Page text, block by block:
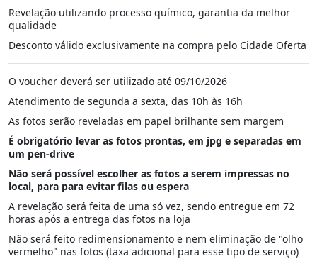
Revelação utilizando processo químico, garantia da melhor
qualidade
Desconto válido exclusivamente na compra pelo Cidade Oferta
O voucher deverá ser utilizado até 09/10/2026
Atendimento de segunda a sexta, das 10h às 16h
As fotos serão reveladas em papel brilhante sem margem
É obrigatório levar as fotos prontas, em jpg e separadas em
um pen-drive
Não será possível escolher as fotos a serem impressas no
local, para para evitar filas ou espera
A revelação será feita de uma só vez, sendo entregue em 72
horas após a entrega das fotos na loja
Não será feito redimensionamento e nem eliminação de "olho
vermelho" nas fotos (taxa adicional para esse tipo de serviço)